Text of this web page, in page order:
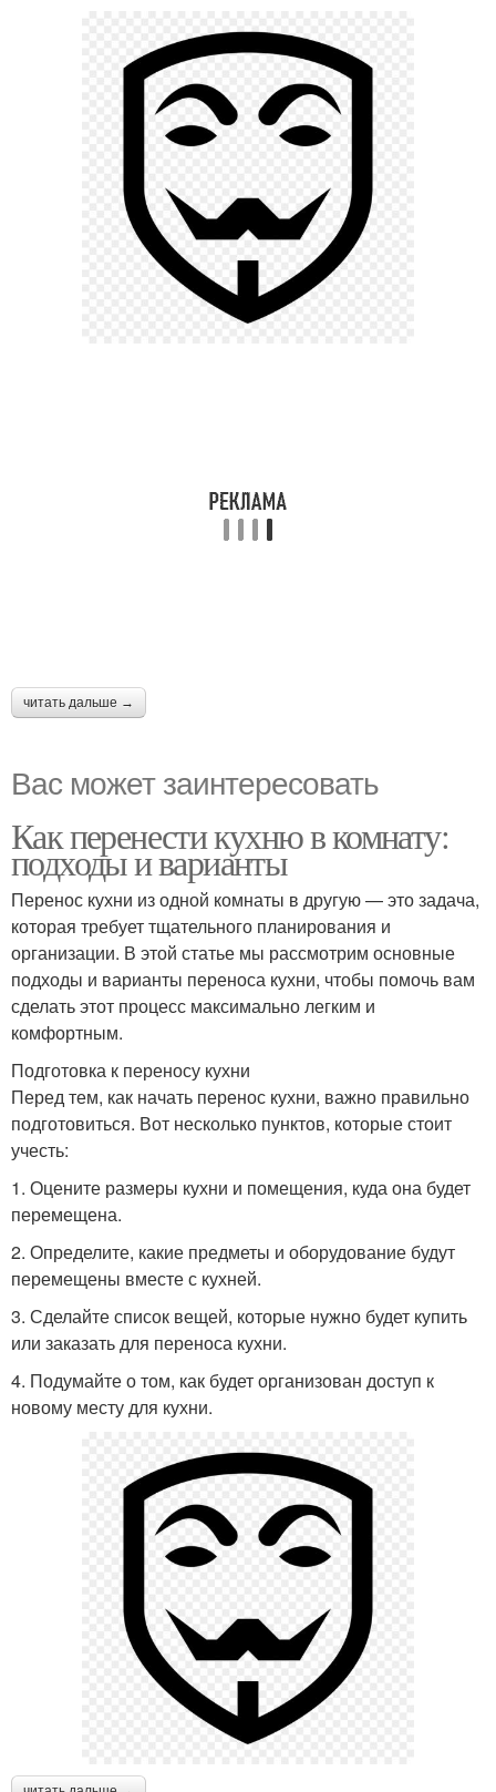
читать дальше →
Вас может заинтересовать
Как перенести кухню в комнату:
подходы и варианты
Перенос кухни из одной комнаты в другую — это задача,
которая требует тщательного планирования и
организации. В этой статье мы рассмотрим основные
подходы и варианты переноса кухни, чтобы помочь вам
сделать этот процесс максимально легким и
комфортным.
Подготовка к переносу кухни
Перед тем, как начать перенос кухни, важно правильно
подготовиться. Вот несколько пунктов, которые стоит
учесть:
1. Оцените размеры кухни и помещения, куда она будет
перемещена.
2. Определите, какие предметы и оборудование будут
перемещены вместе с кухней.
3. Сделайте список вещей, которые нужно будет купить
или заказать для переноса кухни.
4. Подумайте о том, как будет организован доступ к
новому месту для кухни.